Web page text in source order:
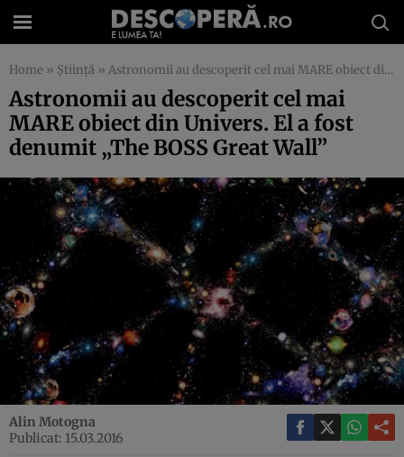
Home » Știință » Astronomii au descoperit cel mai MARE obiect din Univers. El a fost denumit „The BOSS Great Wall”
Astronomii au descoperit cel mai
MARE obiect din Univers. El a fost
denumit „The BOSS Great Wall”
Alin Motogna
Publicat: 15.03.2016